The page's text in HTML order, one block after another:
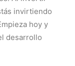
invirtiendo
hoy y
desarrollo